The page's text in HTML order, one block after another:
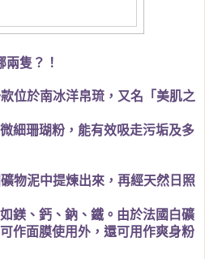
隻？！
款位於南冰洋帛琉，又名「美肌之
細珊瑚粉，能有效吸走污垢及多
礦物泥中提煉出來，再經天然日照
鎂、鈣、鈉、鐵。由於法國白礦
作面膜使用外，還可用作爽身粉